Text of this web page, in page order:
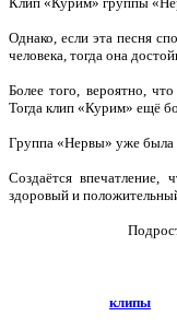
Однако, если эта песня
человека, тогда она
Более того, вероятно,
Тогда клип «Курим» ещё
Группа «Нервы» уже была
Создаётся впечатление,
здоровый и
клипы